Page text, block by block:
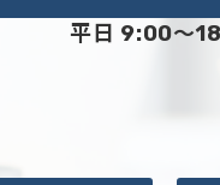
平日 9:00～